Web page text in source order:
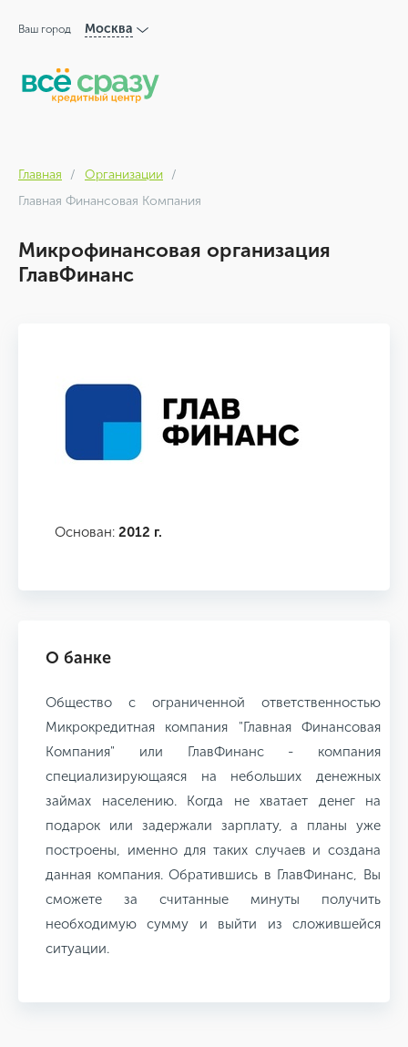
Ваш город Москва
Главная
Организации
Главная Финансовая Компания
Микрофинансовая организация
ГлавФинанс
Основан: 2012 г.
О банке
Общество с ограниченной ответственностью
Микрокредитная компания "Главная Финансовая
Компания" или ГлавФинанс - компания
специализирующаяся на небольших денежных
займах населению. Когда не хватает денег на
подарок или задержали зарплату, а планы уже
построены, именно для таких случаев и создана
данная компания. Обратившись в ГлавФинанс, Вы
сможете за считанные минуты получить
необходимую сумму и выйти из сложившейся
ситуации.